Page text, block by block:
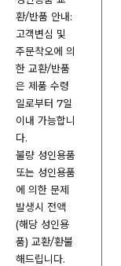
환/반품 안내:
고객변심 및
주문착오에 의
한 교환/반품
은 제품 수령
일로부터 7일
이내 가능합니
다.
불량 성인용품
또는 성인용품
에 의한 문제
발생시 전액
(해당 성인용
품) 교환/환불
해드립니다.